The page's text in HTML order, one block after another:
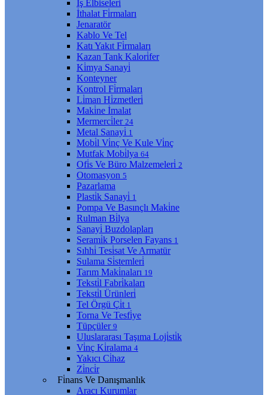
İş Elbi̇seleri̇
İthalat Fi̇rmaları
Jenaratör
Kablo Ve Tel
Katı Yakıt Fi̇rmaları
Kazan Tank Kalori̇fer
Ki̇mya Sanayi̇
Konteyner
Kontrol Fi̇rmaları
Li̇man Hi̇zmetleri̇
Maki̇ne İmalat
Mermerci̇ler 24
Metal Sanayi̇ 1
Mobi̇l Vi̇nç Ve Kule Vi̇nç
Mutfak Mobi̇lya 64
Ofi̇s Ve Büro Malzemeleri̇ 2
Otomasyon 5
Pazarlama
Plasti̇k Sanayi̇ 1
Pompa Ve Basınçlı Maki̇ne
Rulman Bi̇lya
Sanayi̇ Buzdolapları
Serami̇k Porselen Fayans 1
Sıhhi̇ Tesi̇sat Ve Armatür
Sulama Si̇stemleri̇
Tarım Maki̇naları 19
Teksti̇l Fabri̇kaları
Teksti̇l Ürünleri̇
Tel Örgü Çi̇t 1
Torna Ve Tesfi̇ye
Tüpçüler 9
Uluslararası Taşıma Loji̇sti̇k
Vi̇nç Ki̇ralama 4
Yakıcı Ci̇haz
Zi̇nci̇r
Fi̇nans Ve Danışmanlık
Aracı Kurumlar